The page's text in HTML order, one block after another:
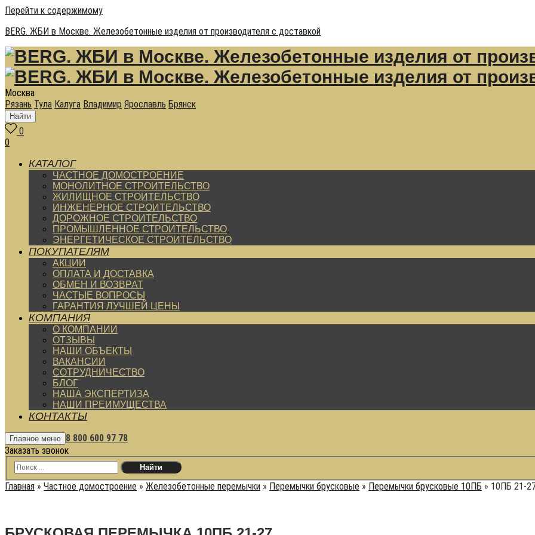
Перейти к содержимому
BERG. ЖБИ в Москве. Железобетонные изделия от производителя с доставкой
Москва
Рязань Тула Калуга Владимир Ярославль Брянск
Найти
0
0
КАТАЛОГ
ЧАСТНОЕ ДОМОСТРОЕНИЕ
МОНОЛИТНОЕ СТРОИТЕЛЬСТВО
ЖИЛИЩНОЕ СТРОИТЕЛЬСТВО
ИНЖЕНЕРНОЕ СТРОИТЕЛЬСТВО
ДОРОЖНОЕ СТРОИТЕЛЬСТВО
ПРОМЫШЛЕННОЕ СТРОИТЕЛЬСТВО
ЭНЕРГЕТИЧЕСКОЕ СТРОИТЕЛЬСТВО
ПОКУПАТЕЛЯМ
АКЦИИ
ОПЛАТА И ДОСТАВКА
ОБМЕН И ВОЗВРАТ
ЧАСТЫЕ ВОПРОСЫ
ГАРАНТИЯ ЛУЧШЕЙ ЦЕНЫ
КОМПАНИЯ
О КОМПАНИИ
ОТЗЫВЫ
НАШИ ОБЪЕКТЫ
ВАКАНСИИ
СОТРУДНИЧЕСТВО
БЛОГ
НАША ЭКСПЕРТИЗА
НАШИ ПРЕИМУЩЕСТВА
КОНТАКТЫ
Главное меню 8 800 600 97 78
Заказать звонок
Главная » Частное домостроение » Железобетонные перемычки » Перемычки брусковые » Перемычки брусковые 10ПБ » 10ПБ 21-